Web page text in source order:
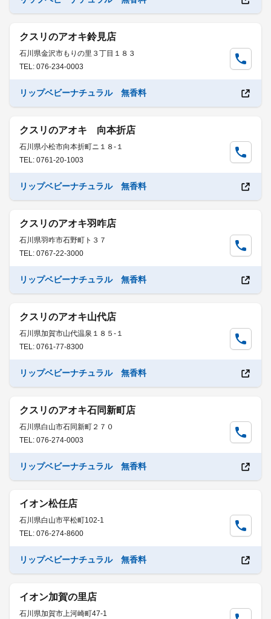
クスリのアオキ鈴見店
石川県金沢市もりの里３丁目１８３
TEL: 076-234-0003
リップベビーナチュラル 無香料
クスリのアオキ 向本折店
石川県小松市向本折町ニ１８-１
TEL: 0761-20-1003
リップベビーナチュラル 無香料
クスリのアオキ羽咋店
石川県羽咋市石野町ト３７
TEL: 0767-22-3000
リップベビーナチュラル 無香料
クスリのアオキ山代店
石川県加賀市山代温泉１８５-１
TEL: 0761-77-8300
リップベビーナチュラル 無香料
クスリのアオキ石同新町店
石川県白山市石同新町２７０
TEL: 076-274-0003
リップベビーナチュラル 無香料
イオン松任店
石川県白山市平松町102-1
TEL: 076-274-8600
リップベビーナチュラル 無香料
イオン加賀の里店
石川県加賀市上河崎町47-1